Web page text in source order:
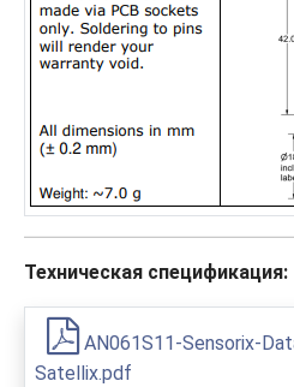
Техническая спецификация:
AN061S11-Sensorix-
Satellix.pdf